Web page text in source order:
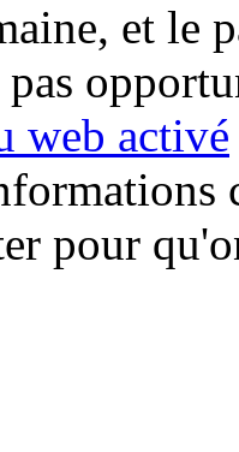
et le
web activé
pour